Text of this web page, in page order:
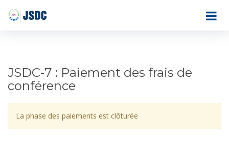
JSDC-7 : Paiement des frais de
conférence
La phase des paiements est clôturée